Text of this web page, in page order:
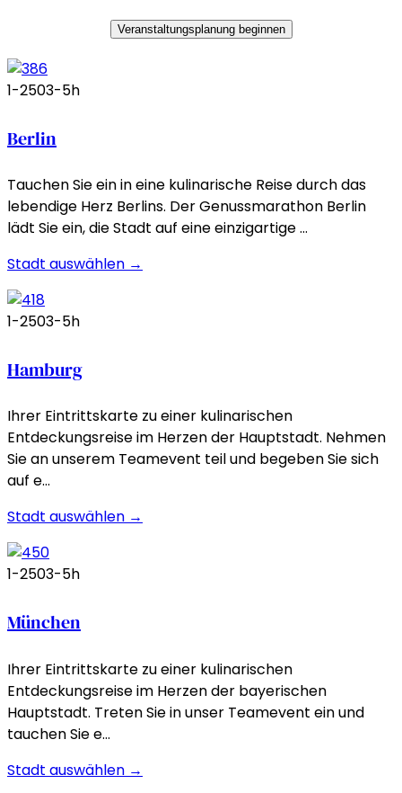
Veranstaltungsplanung beginnen
1-2503-5h
Berlin
Tauchen Sie ein in eine kulinarische Reise durch das
lebendige Herz Berlins. Der Genussmarathon Berlin
lädt Sie ein, die Stadt auf eine einzigartige …
Stadt auswählen →
1-2503-5h
Hamburg
Ihrer Eintrittskarte zu einer kulinarischen
Entdeckungsreise im Herzen der Hauptstadt. Nehmen
Sie an unserem Teamevent teil und begeben Sie sich
auf e…
Stadt auswählen →
1-2503-5h
München
Ihrer Eintrittskarte zu einer kulinarischen
Entdeckungsreise im Herzen der bayerischen
Hauptstadt. Treten Sie in unser Teamevent ein und
tauchen Sie e…
Stadt auswählen →